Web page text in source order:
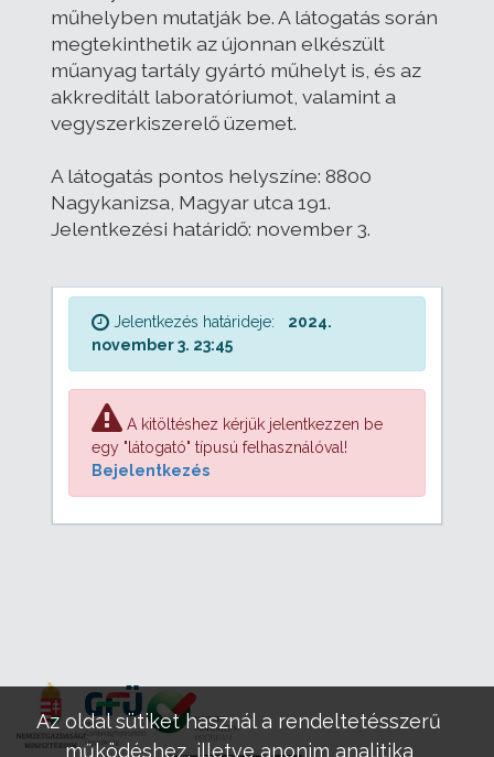
műhelyben mutatják be. A látogatás során
megtekinthetik az újonnan elkészült
műanyag tartály gyártó műhelyt is, és az
akkreditált laboratóriumot, valamint a
vegyszerkiszerelő üzemet.
A látogatás pontos helyszíne: 8800
Nagykanizsa, Magyar utca 191.
Jelentkezési határidő: november 3.
Jelentkezés határideje:
2024.
november 3. 23:45
A kitöltéshez kérjük jelentkezzen be
egy "látogató" típusú felhasználóval!
Bejelentkezés
Az oldal sütiket használ a rendeltetésszerű
működéshez, illetve anonim analitika